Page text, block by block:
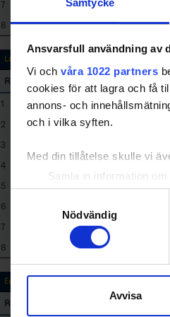
Samtycke
Ansvarsfull användning av
Vi och våra 1022 partners
cookies för att lagra och få
annons- och
och i vilka syften.
Med din tillåtelse skulle vi
Samla in information
Identifiera din enhet
Ta reda på mer om hur
eller dra tillbaka ditt
Vi använder
sociala medier och
till de sociala medier och
med annan information som
Nödvändig
Avvisa
7
Varberg HK
8
Kungsbacka HC 7
Last 5 games
RK
1
Kållered SK 5 5
2
Göteborgs IK
3
4
5
6
7
Partille HK
8
Kungsbacka HC
Equal Strength
RK